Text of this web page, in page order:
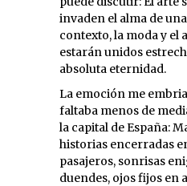
invaden el alma de
contexto, la moda y el
estarán unidos
absoluta eternidad.
La emoción me
faltaba menos de
la capital de España:
historias encerradas
pasajeros, sonrisas
duendes, ojos fijos en